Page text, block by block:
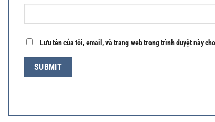
Lưu tên của tôi, email, và trang web trong trình duyệt này